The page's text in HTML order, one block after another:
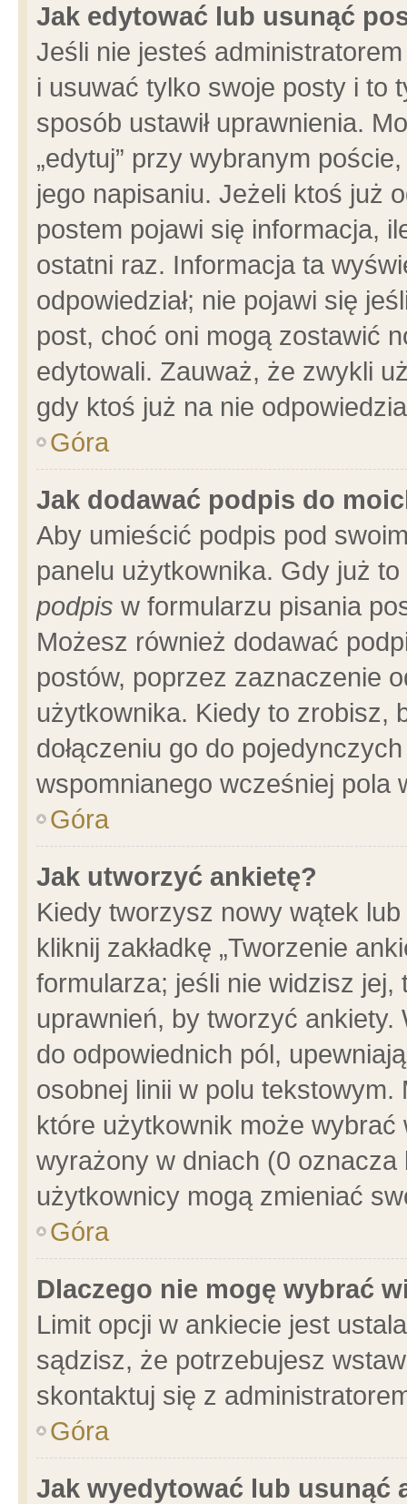
Jak edytować lub usunąć
Jeśli nie jesteś
i usuwać tylko swoje posty i to
sposób ustawił uprawnienia.
„edytuj” przy wybranym
jego napisaniu. Jeżeli ktoś już
postem pojawi się informacja,
ostatni raz. Informacja ta
odpowiedział; nie pojawi się
post, choć oni mogą zostawić
edytowali. Zauważ, że zwykli
gdy ktoś już na nie
Góra
Jak dodawać podpis do
Aby umieścić podpis pod
panelu użytkownika. Gdy już
podpis w formularzu pisania
Możesz również dodawać
postów, poprzez zaznaczenie
użytkownika. Kiedy to zrobisz,
dołączeniu go do
wspomnianego wcześniej pola
Góra
Jak utworzyć ankietę?
Kiedy tworzysz nowy wątek
kliknij zakładkę „Tworzenie
formularza; jeśli nie widzisz
uprawnień, by tworzyć ankiety.
do odpowiednich pól,
osobnej linii w polu
które użytkownik może
wyrażony w dniach (0
użytkownicy mogą zmieniać
Góra
Dlaczego nie mogę wybrać
Limit opcji w ankiecie jest
sądzisz, że potrzebujesz
skontaktuj się z
Góra
Jak wyedytować lub usunąć